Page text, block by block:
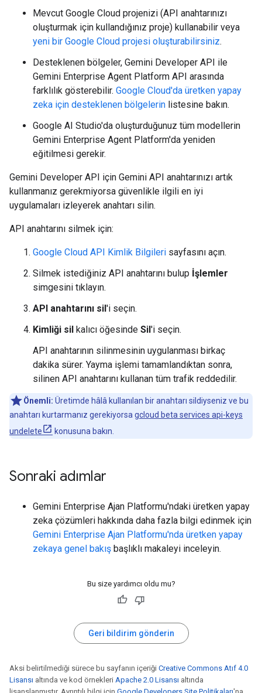
Mevcut Google Cloud projenizi (API anahtarınızı
oluşturmak için kullandığınız proje) kullanabilir veya
yeni bir Google Cloud projesi oluşturabilirsiniz.
Desteklenen bölgeler, Gemini Developer API ile
Gemini Enterprise Agent Platform API arasında
farklılık gösterebilir. Google Cloud'da üretken yapay
zeka için desteklenen bölgelerin listesine bakın.
Google AI Studio'da oluşturduğunuz tüm modellerin
Gemini Enterprise Agent Platform'da yeniden
eğitilmesi gerekir.
Gemini Developer API için Gemini API anahtarınızı artık
kullanmanız gerekmiyorsa güvenlikle ilgili en iyi
uygulamaları izleyerek anahtarı silin.
API anahtarını silmek için:
Google Cloud API Kimlik Bilgileri sayfasını açın.
Silmek istediğiniz API anahtarını bulup İşlemler
simgesini tıklayın.
API anahtarını sil'i seçin.
Kimliği sil kalıcı öğesinde Sil'i seçin.
API anahtarının silinmesinin uygulanması birkaç
dakika sürer. Yayma işlemi tamamlandıktan sonra,
silinen API anahtarını kullanan tüm trafik reddedilir.
Önemli: Üretimde hâlâ kullanılan bir anahtarı sildiyseniz ve bu
anahtarı kurtarmanız gerekiyorsa gcloud beta services api-keys
undelete
konusuna bakın.
Sonraki adımlar
Gemini Enterprise Ajan Platformu'ndaki üretken yapay
zeka çözümleri hakkında daha fazla bilgi edinmek için
Gemini Enterprise Ajan Platformu'nda üretken yapay
zekaya genel bakış başlıklı makaleyi inceleyin.
Bu size yardımcı oldu mu?
Geri bildirim gönderin
Aksi belirtilmediği sürece bu sayfanın içeriği Creative Commons Atıf 4.0
Lisansı altında ve kod örnekleri Apache 2.0 Lisansı altında